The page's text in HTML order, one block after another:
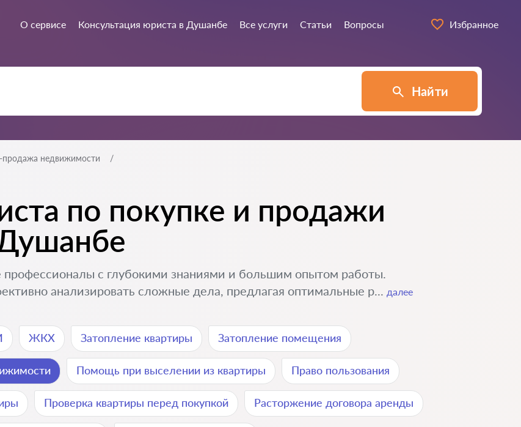
О сервисе Консультация юриста в Душанбе Все услуги Статьи Вопросы Избранное
Найти
продажа недвижимости
по покупке и продажи
с глубокими знаниями и большим опытом работы.
анализировать сложные дела, предлагая оптимальные р... далее
ЖКХ Затопление квартиры Затопление помещения
Помощь при выселении из квартиры Право пользования
Проверка квартиры перед покупкой Расторжение договора аренды